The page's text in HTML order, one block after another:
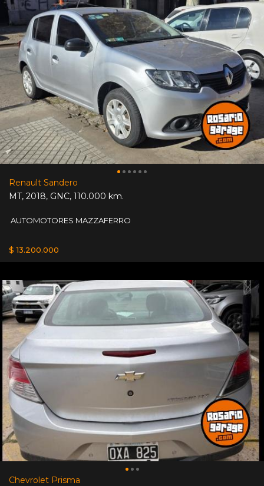
Renault Sandero
MT, 2018, GNC, 110.000 km.
AUTOMOTORES MAZZAFERRO
$ 13.200.000
Chevrolet Prisma